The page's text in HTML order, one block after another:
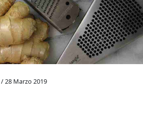
/ 28 Marzo 2019